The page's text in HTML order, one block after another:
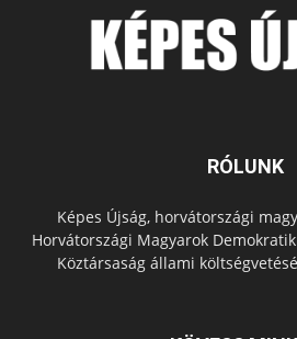
RÓLUNK
Képes Újság, horvátországi
Horvátországi Magyarok
Köztársaság állami